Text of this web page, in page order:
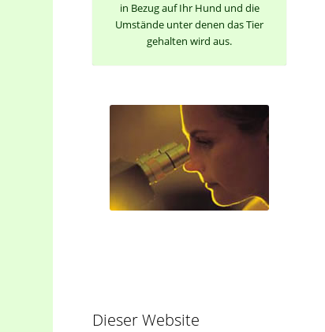
in Bezug auf Ihr Hund und die
Umstände unter denen das Tier
gehalten wird aus.
Dieser Website